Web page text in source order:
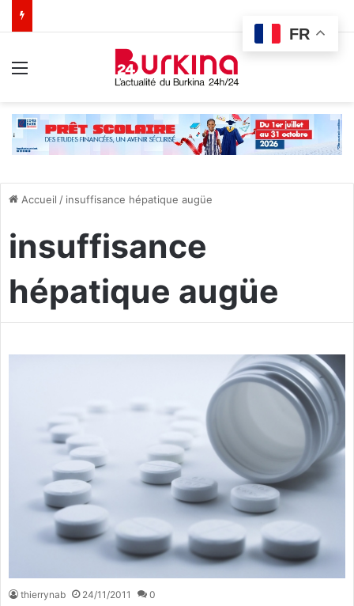
Accueil / insuffisance hépatique augüe
insuffisance
hépatique augüe
thierrynab 24/11/2011 0
FR